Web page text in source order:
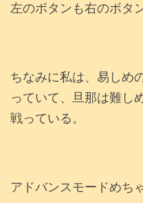
左のボタンも右のボタ
ちなみに私は、易しめ
っていて、旦那は難し
戦っている。
アドバンスモードめち